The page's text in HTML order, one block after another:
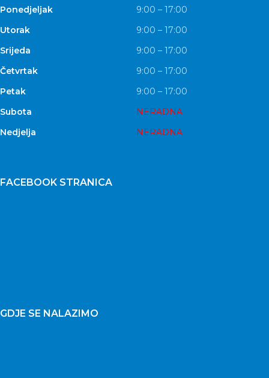
Ponedjeljak
9:00 – 17:00
Utorak
9:00 – 17:00
Srijeda
9:00 – 17:00
Četvrtak
9:00 – 17:00
Petak
9:00 – 17:00
Subota
NERADNA
Nedjelja
NERADNA
FACEBOOK STRANICA
GDJE SE NALAZIMO